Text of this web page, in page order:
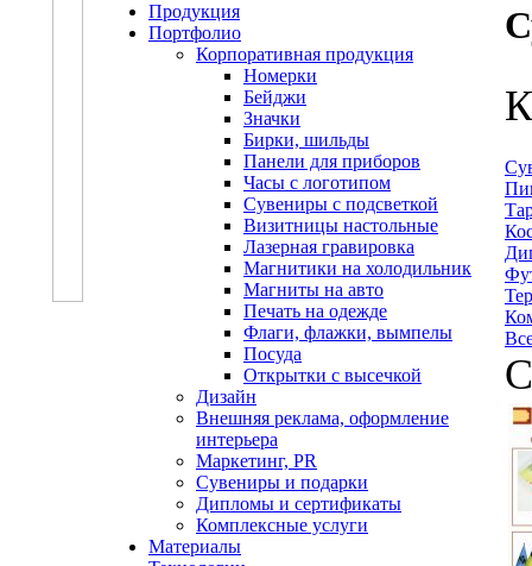
Продукция
Портфолио
Корпоративная продукция
Номерки
Бейджи
Значки
Бирки, шильды
Панели для приборов
Часы с логотипом
Сувениры с подсветкой
Визитницы настольные
Лазерная гравировка
Магнитики на холодильник
Магниты на авто
Печать на одежде
Флаги, флажки, вымпелы
Посуда
Открытки с высечкой
Дизайн
Внешняя реклама, оформление
интерьера
Маркетинг, PR
Сувениры и подарки
Дипломы и сертификаты
Комплексные услуги
Материалы